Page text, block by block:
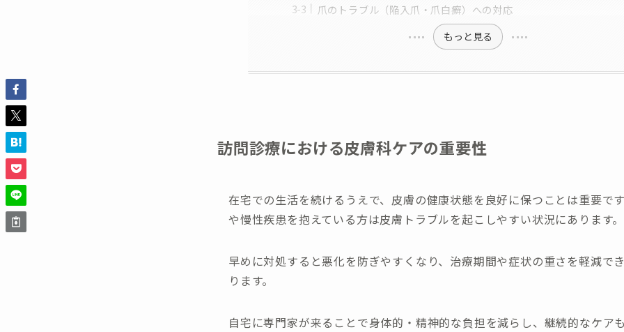
爪のトラブル（陥入爪・爪白癬）への対応
もっと見る
訪問診療における皮膚科ケアの重要性
在宅での生活を続けるうえで、皮膚の健康状態を良好に保つことは重要で
や慢性疾患を抱えている方は皮膚トラブルを起こしやすい状況にあります。
早めに対処すると悪化を防ぎやすくなり、治療期間や症状の重さを軽減で
ります。
自宅に専門家が来ることで身体的・精神的な負担を減らし、継続的なケア